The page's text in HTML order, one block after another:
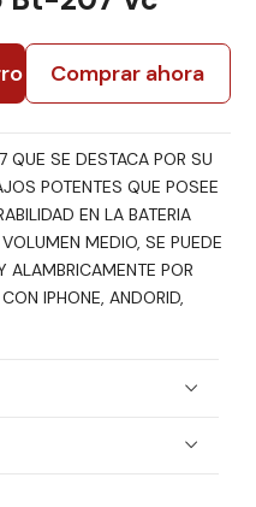
Comprar ahora
QUE SE DESTACA POR SU
POTENTES QUE POSEE
EN LA BATERIA
MEDIO, SE PUEDE
ALAMBRICAMENTE POR
IPHONE, ANDORID,